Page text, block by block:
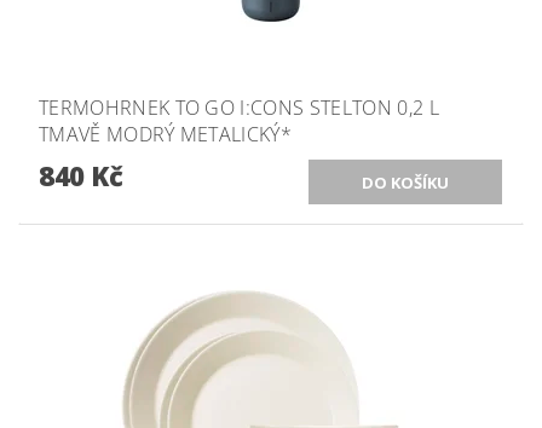
TERMOHRNEK TO GO I:CONS STELTON 0,2 L
TMAVĚ MODRÝ METALICKÝ*
840 Kč